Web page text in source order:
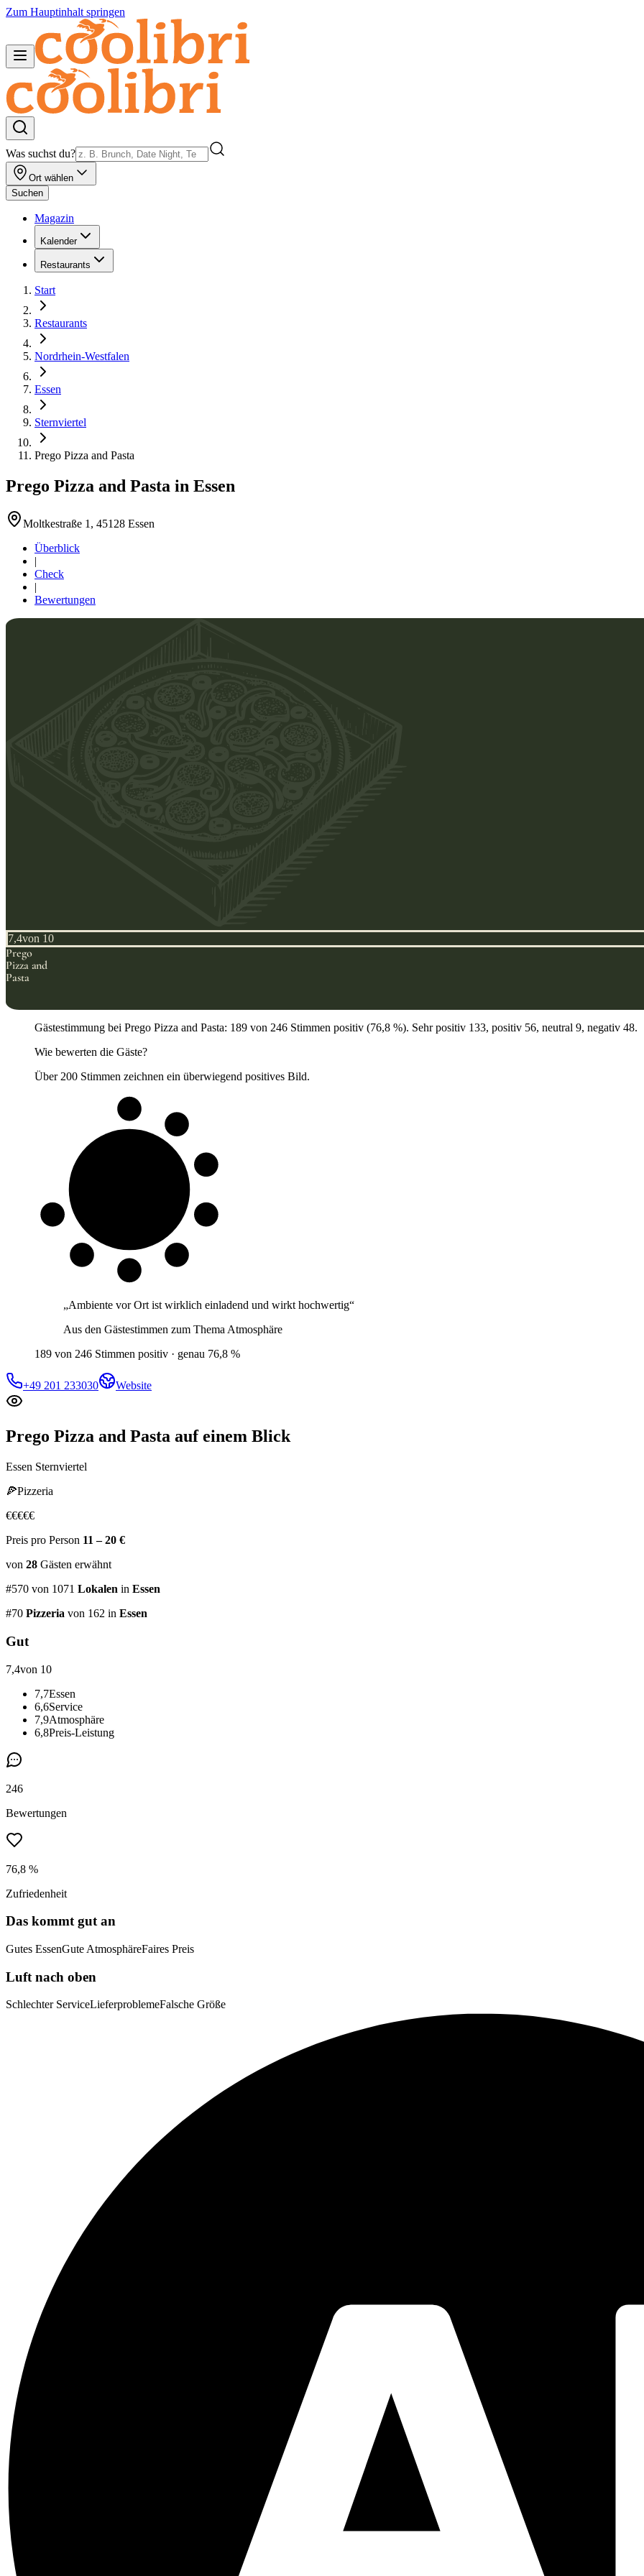
Zum Hauptinhalt springen
Was suchst du?
Ort wählen
Suchen
Magazin
Kalender
Restaurants
Start
Restaurants
Nordrhein-Westfalen
Essen
Sternviertel
Prego Pizza and Pasta
Prego Pizza and Pasta in Essen
Moltkestraße 1, 45128 Essen
Überblick
|
Check
|
Bewertungen
7,4von 10
Prego
Pizza and
Pasta
Gästestimmung bei Prego Pizza and Pasta: 189 von 246 Stimmen positiv (76,8 %). Sehr positiv 133, positiv 56, neutral 9, negativ 48.
Wie bewerten die Gäste?
Über 200 Stimmen zeichnen ein überwiegend positives Bild.
„Ambiente vor Ort ist wirklich einladend und wirkt hochwertig“
Aus den Gästestimmen zum Thema Atmosphäre
189 von 246 Stimmen positiv · genau 76,8 %
+49 201 233030 Website
Prego Pizza and Pasta auf einem Blick
Essen Sternviertel
🍕Pizzeria
€€€€€
Preis pro Person 11 – 20 €
von 28 Gästen erwähnt
#570 von 1071 Lokalen in Essen
#70 Pizzeria von 162 in Essen
Gut
7,4von 10
7,7Essen
6,6Service
7,9Atmosphäre
6,8Preis-Leistung
246
Bewertungen
76,8 %
Zufriedenheit
Das kommt gut an
Gutes EssenGute AtmosphäreFaires Preis
Luft nach oben
Schlechter ServiceLieferproblemeFalsche Größe